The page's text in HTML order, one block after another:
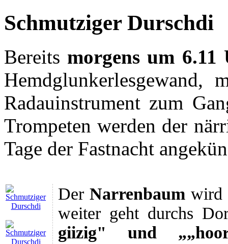
Schmutziger Durschdi
Bereits morgens um 6.11
Hemdglunkerlesgewand,
Radauinstrument zum
Trompeten werden der
Tage der Fastnacht
DerNarrenbaum wird
weiter geht durchs
giizig" und